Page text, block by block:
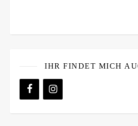
IHR FINDET MICH